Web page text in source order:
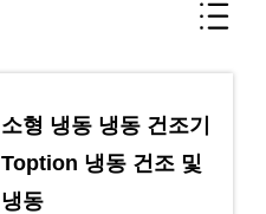
소형 냉동 냉동 건조기
Toption 냉동 건조 및
냉동